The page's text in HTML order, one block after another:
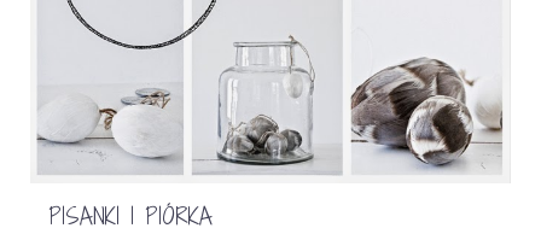
PISANKI I PIÓRKA